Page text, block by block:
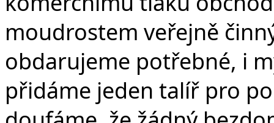
moudrostem veřejně
obdarujeme potřebné, i
přidáme jeden talíř pro